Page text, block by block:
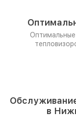
Оптимальные
в